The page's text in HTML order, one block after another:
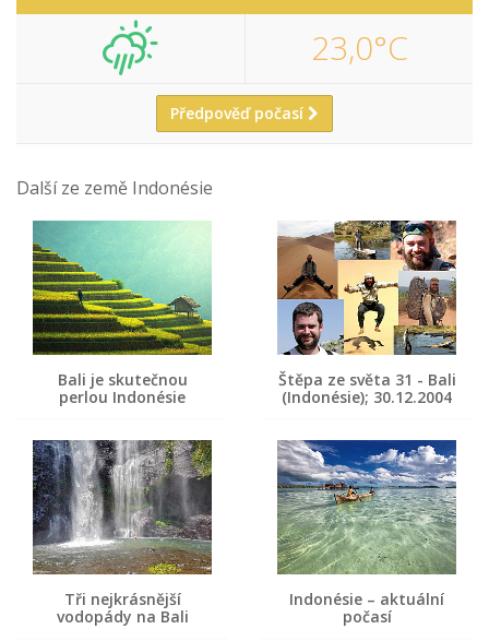
23,0°C
Předpověď počasí
Další ze země Indonésie
Bali je skutečnou
perlou Indonésie
Štěpa ze světa 31 - Bali
(Indonésie); 30.12.2004
Tři nejkrásnější
vodopády na Bali
Indonésie – aktuální
počasí